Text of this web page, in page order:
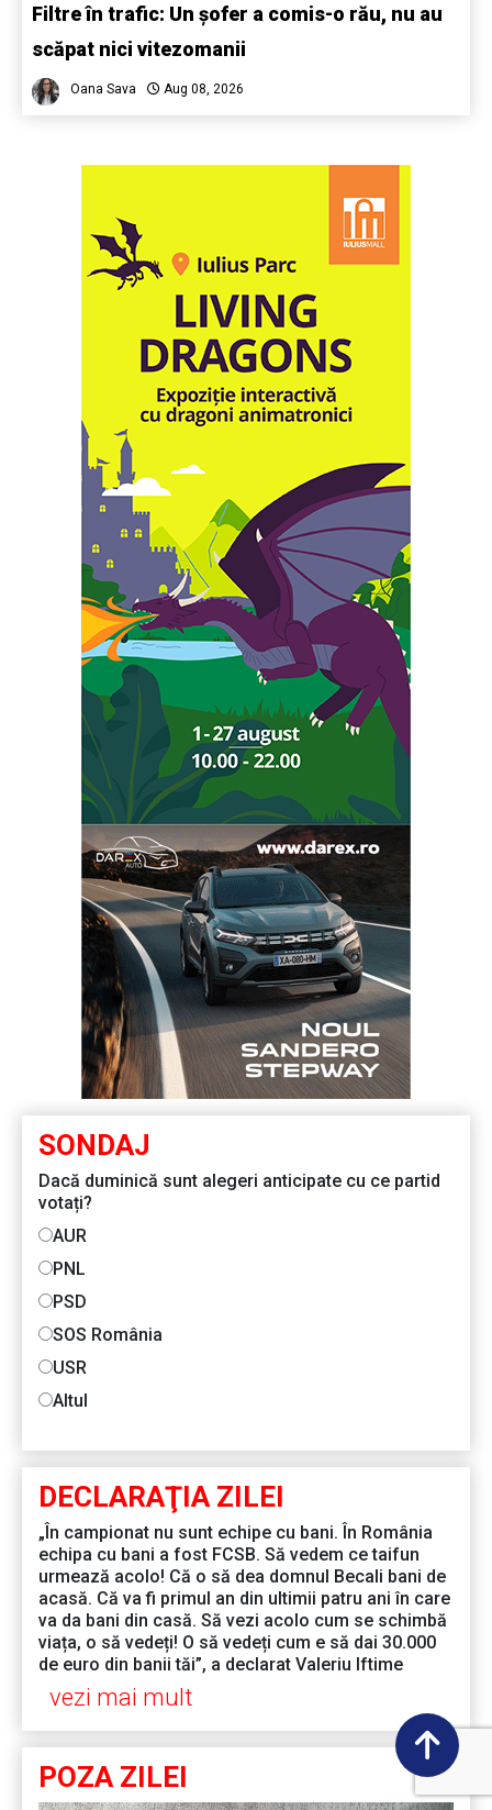
Filtre în trafic: Un șofer a comis-o rău, nu au
scăpat nici vitezomanii
Oana Sava Aug 08, 2026
SONDAJ
Dacă duminică sunt alegeri anticipate cu ce partid
votați?
AUR
PNL
PSD
SOS România
USR
Altul
DECLARAŢIA ZILEI
„În campionat nu sunt echipe cu bani. În România
echipa cu bani a fost FCSB. Să vedem ce taifun
urmează acolo! Că o să dea domnul Becali bani de
acasă. Că va fi primul an din ultimii patru ani în care
va da bani din casă. Să vezi acolo cum se schimbă
viața, o să vedeți! O să vedeți cum e să dai 30.000
de euro din banii tăi”, a declarat Valeriu Iftime
vezi mai mult
POZA ZILEI